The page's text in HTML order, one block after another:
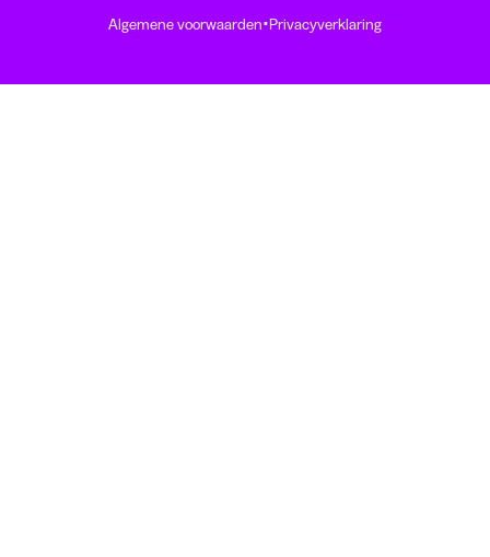
Algemene voorwaarden·Privacyverklaring